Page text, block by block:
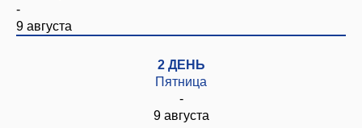
-
9 августа
2 ДЕНЬ
Пятница
-
9 августа